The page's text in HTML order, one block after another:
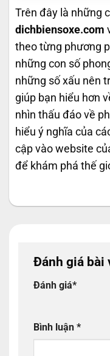
Trên đây là những
dichbiensoxe.com
theo từng phương
những con số
những số xấu nên
giúp bạn hiểu hơn
nhìn thấu đáo về
hiểu ý nghĩa của
cập vào website
để khám phá thế
Đánh giá bài
Đánh giá*
Bình luận *